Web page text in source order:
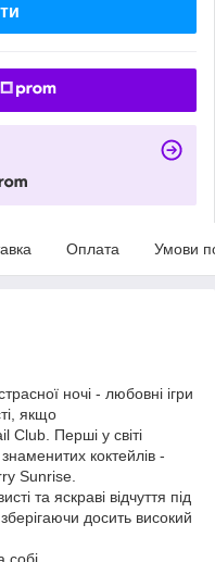
Оплата Умови
ночі - любовні ігри
якщо
Club. Перші у світі
коктейлів -
Sunrise.
та яскраві відчуття під
досить високий